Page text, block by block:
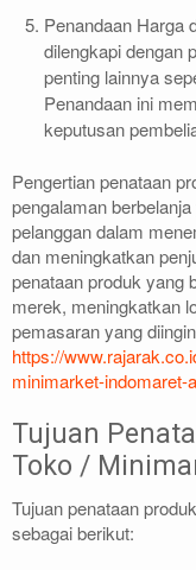
Penandaan Harga
dilengkapi dengan
penting lainnya
Penandaan ini
keputusan
Pengertian penataan
pengalaman
pelanggan dalam
dan meningkatkan
penataan produk yang
merek, meningkatkan
pemasaran yang
https://
minimarket-
Tujuan
Toko /
Tujuan penataan
sebagai berikut: